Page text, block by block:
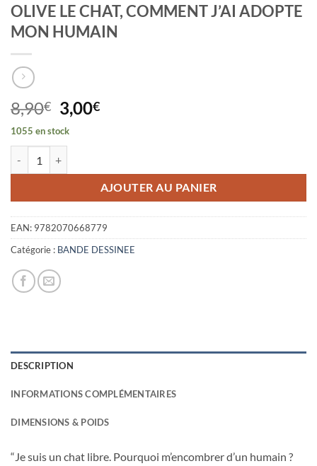
OLIVE LE CHAT, COMMENT J’AI ADOPTE
MON HUMAIN
8,90€ Le
prix
initial
était :
8,90€.
3,00€Le
3,00€.
1055 en stock
AJOUTER AU PANIER
EAN: 9782070668779
Catégorie : BANDE DESSINEE
DESCRIPTION
INFORMATIONS COMPLÉMENTAIRES
DIMENSIONS & POIDS
“Je suis un chat libre. Pourquoi m’encombrer d’un humain ?